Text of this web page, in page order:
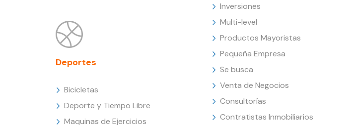
Deportes
Bicicletas
Deporte y Tiempo Libre
Maquinas de Ejercicios
Inversiones
Multi-level
Productos Mayoristas
Pequeña Empresa
Se busca
Venta de Negocios
Consultorías
Contratistas Inmobiliarios